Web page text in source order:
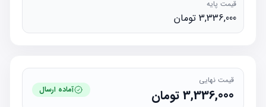
قیمت پایه
3,336,000 تومان
قیمت نهایی
3,336,000تومان آماده ارسال